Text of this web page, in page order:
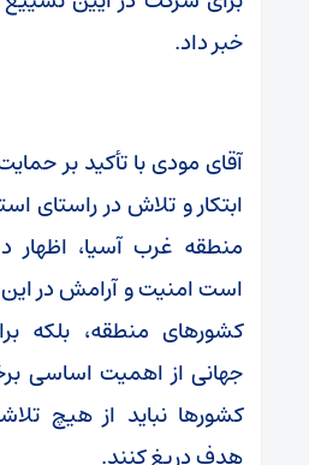
خبر داد.
آقای مودی با تأکید بر
ابتکار و تلاش در راستای
منطقه غرب آسیا،
است امنیت و آرامش در این
کشورهای منطقه، بلکه
جهانی از اهمیت اساسی
کشورها نباید از هیچ
هدف دریغ کنند.